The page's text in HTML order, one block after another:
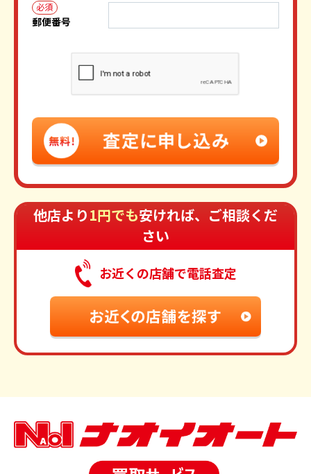
必須
郵便番号
他店より1円でも安ければ、ご相談くだ
さい
お近くの店舗で電話査定